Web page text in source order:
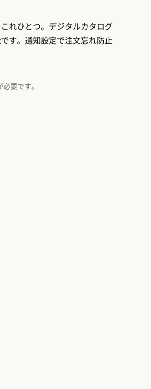
れひとつ。デジタルカタログ
す。通知設定で注文忘れ防止
必要です。